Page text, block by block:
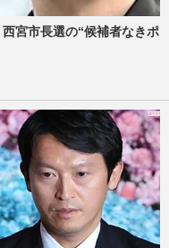
宮市長選の“候補者なきポ